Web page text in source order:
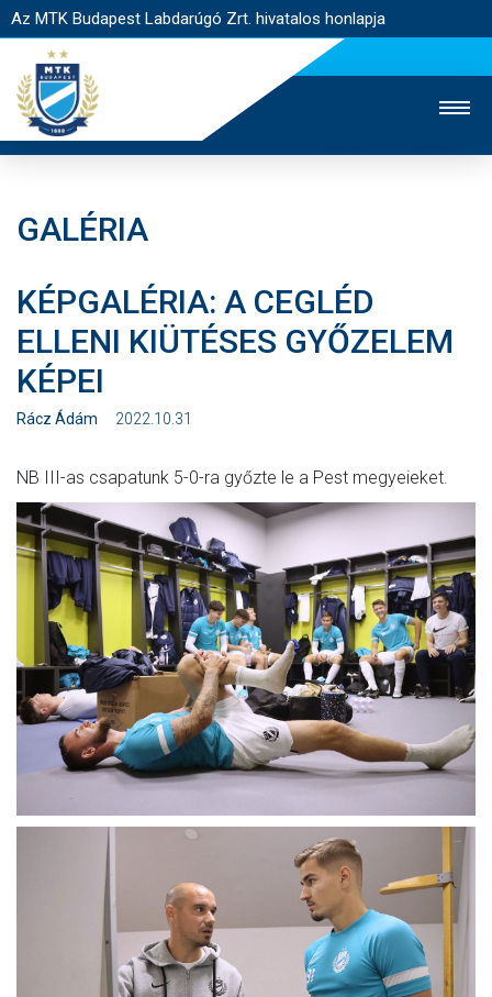
Az MTK Budapest Labdarúgó Zrt. hivatalos honlapja
JEGYÉRTÉKESÍTÉS
WEBSHOP
STADION
EGYESÜLET
KAPCSOLAT
CSAPATOK
MÉRKŐZÉSEK
KLUB
GALÉRIA
SZURKOLÓI ÉLMÉNYEK
AKKREDITÁCIÓ
GALÉRIA
KÉPGALÉRIA: A CEGLÉD
ELLENI KIÜTÉSES GYŐZELEM
KÉPEI
Rácz Ádám 2022.10.31
NB III-as csapatunk 5-0-ra győzte le a Pest megyeieket.